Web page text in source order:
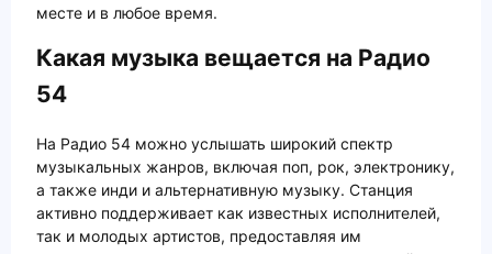
месте и в любое время.
Какая музыка вещается на Радио
54
На Радио 54 можно услышать широкий спектр
музыкальных жанров, включая поп, рок, электронику,
а также инди и альтернативную музыку. Станция
активно поддерживает как известных исполнителей,
так и молодых артистов, предоставляя им